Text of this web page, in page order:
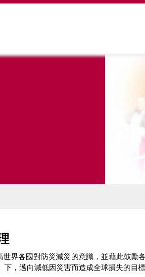
Jump to
界各國對防災減災的意識，並藉此鼓勵
，邁向減低因災害而造成全球損失的目標